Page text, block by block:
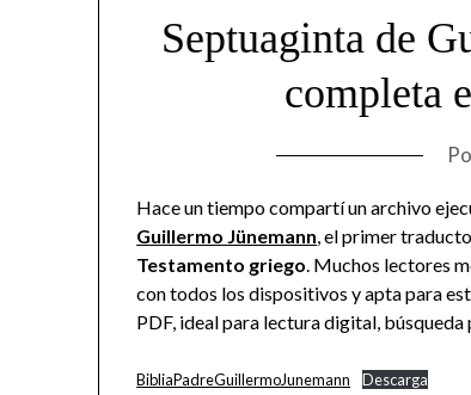
Septuaginta de
completa
Hace un tiempo compartí un archivo
Guillermo Jünemann, el primer
Testamento griego. Muchos lectores
con todos los dispositivos y apta para
PDF, ideal para lectura digital,
BibliaPadreGuillermoJunemann Descarga